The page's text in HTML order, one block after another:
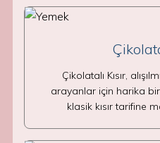
Çikolatalı Kısır,
arayanlar için harika bir
klasik kısır tarifine